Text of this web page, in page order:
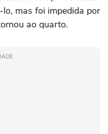
mas foi impedida por
ao quarto.